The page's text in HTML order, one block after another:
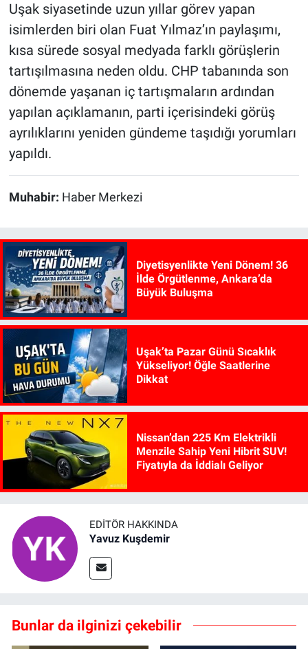
Uşak siyasetinde uzun yıllar görev yapan
isimlerden biri olan Fuat Yılmaz’ın paylaşımı,
kısa sürede sosyal medyada farklı görüşlerin
tartışılmasına neden oldu. CHP tabanında son
dönemde yaşanan iç tartışmaların ardından
yapılan açıklamanın, parti içerisindeki görüş
ayrılıklarını yeniden gündeme taşıdığı yorumları
yapıldı.
Muhabir: Haber Merkezi
Diyetisyenlikte Yeni Dönem! 36
İlde Örgütlenme, Ankara’da
Büyük Buluşma
Uşak’ta Pazar Günü Sıcaklık
Yükseliyor! Öğle Saatlerine
Dikkat
Nissan’dan 225 Km Elektrikli
Menzile Sahip Yeni Hibrit SUV!
Fiyatıyla da İddialı Geliyor
EDITÖR HAKKINDA
Yavuz Kuşdemir
Bunlar da ilginizi çekebilir